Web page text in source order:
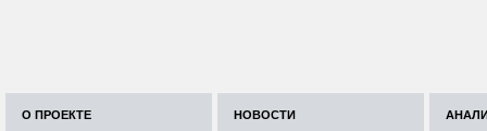
О ПРОЕКТЕ НОВОСТИ